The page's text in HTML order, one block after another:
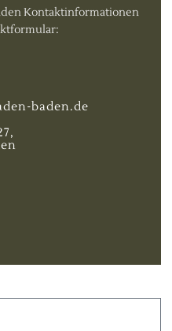
Kontaktinformationen
baden.de